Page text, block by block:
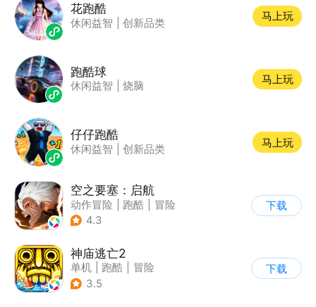
花跑酷
休闲益智 创新品类
马上玩
跑酷球
休闲益智 烧脑
马上玩
仔仔跑酷
休闲益智 创新品类
马上玩
空之要塞：启航
动作冒险 跑酷
冒险
| 剧情
4.3
下载
神庙逃亡2
单机 跑酷
冒险
| 欧美风
3.5
下载